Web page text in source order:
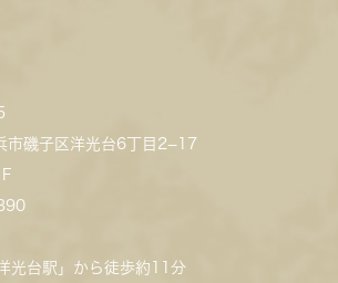
市磯子区洋光台6丁目2−17
光台駅」から徒歩約11分